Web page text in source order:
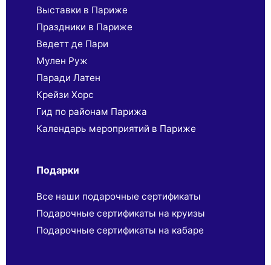
Выставки в Париже
Праздники в Париже
Ведетт де Пари
Мулен Руж
Паради Латен
Крейзи Хорс
Гид по районам Парижа
Календарь мероприятий в Париже
Подарки
Все наши подарочные сертификаты
Подарочные сертификаты на круизы
Подарочные сертификаты на кабаре